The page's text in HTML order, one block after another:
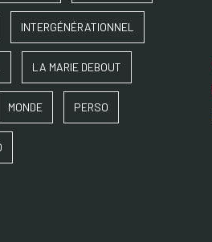
INTERGÉNÉRATIONNEL
LA MARIE DEBOUT
MONDE PERSO